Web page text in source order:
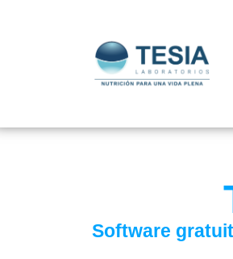
Software